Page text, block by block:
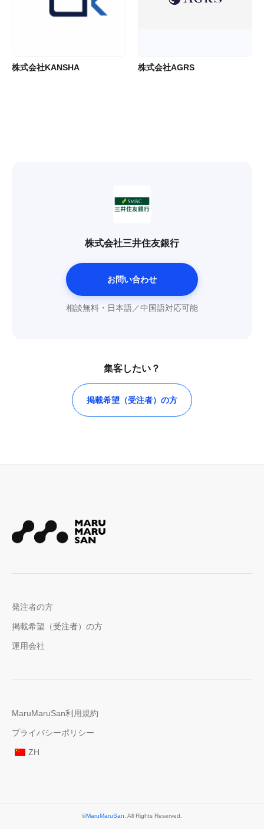
株式会社KANSHA 株式会社AGRS
株式会社三井住友銀行
お問い合わせ
相談無料・日本語／中国語対応可能
集客したい？
掲載希望（受注者）の方
発注者の方
掲載希望（受注者）の方
運用会社
MaruMaruSan利用規約
プライバシーポリシー
ZH
©MaruMaruSan . All Rights Reserved.